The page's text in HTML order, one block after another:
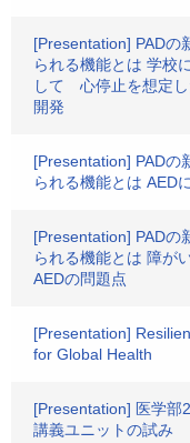
[Presentation] PADの
られる機能とは 学校
して 心停止を想定し
開発
[Presentation] PADの
られる機能とは AED
[Presentation] PADの
られる機能とは 障が
AEDの問題点
[Presentation]
for Global Health
[Presentation] 医学部
講義ユニットの試み